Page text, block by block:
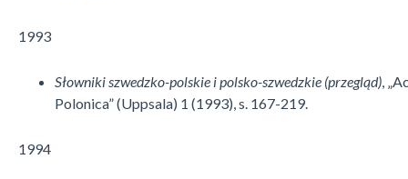
1993
Słowniki szwedzko-polskie i polsko-szwedzkie (przegląd) ,
Polonica” (Uppsala) 1 (1993), s. 167-219.
1994